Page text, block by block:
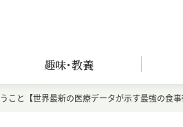
趣味･教養
こと【世界最新の医療データが示す最強の食